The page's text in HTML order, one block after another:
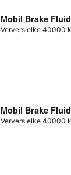
Mobil Brake
Ververs elke 40000
Mobil Brake
Ververs elke 40000